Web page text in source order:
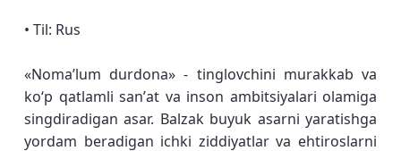
• Til: Rus
«Nomaʼlum durdona» - tinglovchini murakkab va
koʻp qatlamli sanʼat va inson ambitsiyalari olamiga
singdiradigan asar. Balzak buyuk asarni yaratishga
yordam beradigan ichki ziddiyatlar va ehtiroslarni